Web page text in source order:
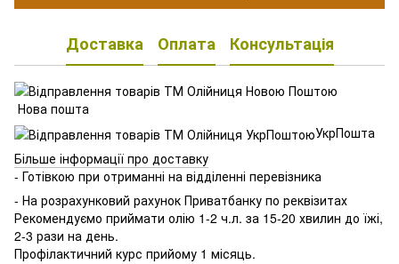
Доставка Оплата Консультація
Нова пошта
УкрПошта
Більше інформації про доставку
- Готівкою при отриманні на відділенні перевізника
- На розрахунковий рахунок Приватбанку по реквізитах
Рекомендуємо приймати олію 1-2 ч.л. за 15-20 хвилин до їжі,
2-3 рази на день.
Профілактичний курс прийому 1 місяць.